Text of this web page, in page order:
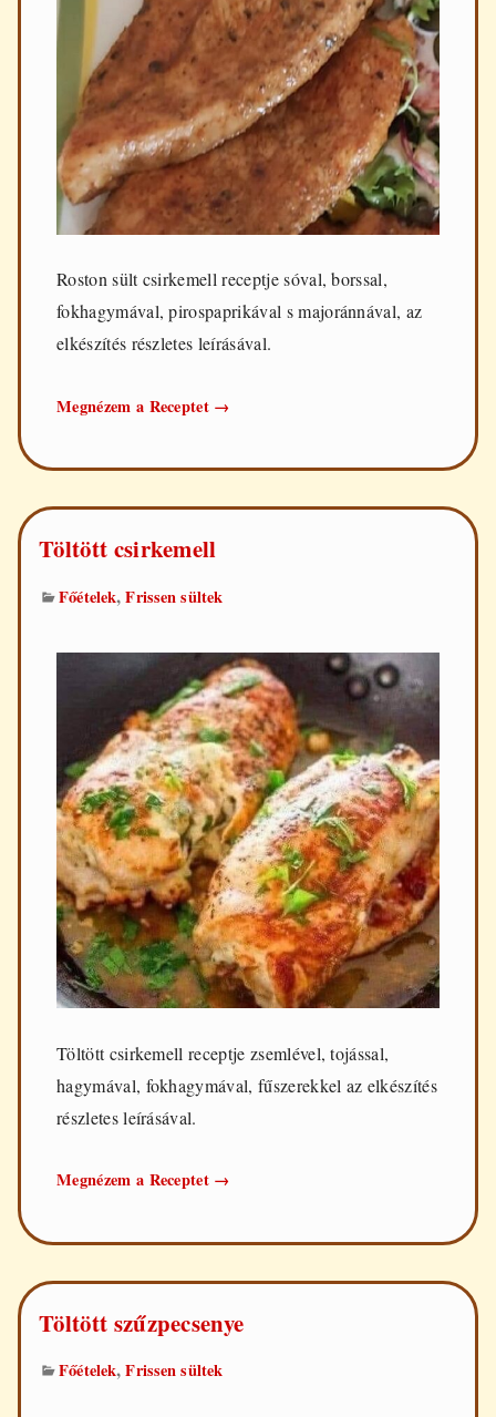
Roston sült csirkemell receptje sóval, borssal,
fokhagymával, pirospaprikával s majoránnával, az
elkészítés részletes leírásával.
Megnézem a Receptet Roston
→
Töltött csirkemell
Főételek,Frissen sültek
Töltött csirkemell receptje zsemlével, tojással,
hagymával, fokhagymával, fűszerekkel az elkészítés
részletes leírásával.
Megnézem a Receptet Töltött
→
Töltött szűzpecsenye
Főételek,Frissen sültek